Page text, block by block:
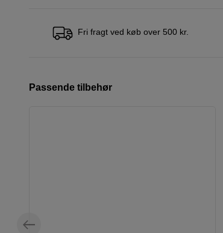
Fri fragt ved køb over 500 kr.
Passende tilbehør